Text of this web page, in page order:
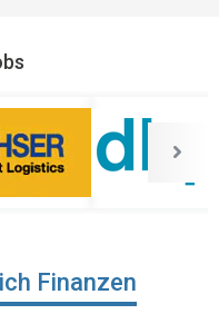
Finanzen